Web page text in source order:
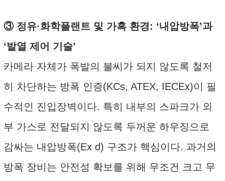
③ 정유·화학플랜트 및 가혹 환경: ‘내압방폭’과
‘발열 제어 기술’
카메라 자체가 폭발의 불씨가 되지 않도록 철저
히 차단하는 방폭 인증(KCs, ATEX, IECEx)이 필
수적인 진입장벽이다. 특히 내부의 스파크가 외
부 가스로 전달되지 않도록 두꺼운 하우징으로
감싸는 내압방폭(Ex d) 구조가 핵심이다. 과거의
방폭 장비는 안전성 확보를 위해 무조건 크고 무